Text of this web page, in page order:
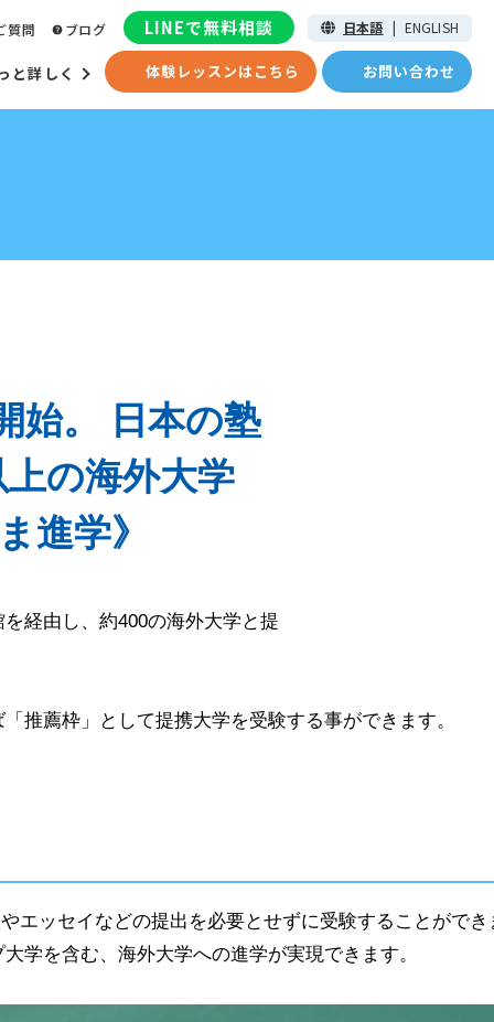
と詳しく 体験レッスンはこちら お問い合わせ
質問 ブログ LINEで無料相談 日本語 | ENGLISH
始。 日本の塾
の海外大学
進学》
経由し、約400の海外大学と提
推薦枠」として提携大学を受験する事ができます。
エッセイなどの提出を必要とせずに受験することができ
学を含む、海外大学への進学が実現できます。